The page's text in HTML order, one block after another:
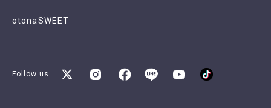
otonaSWEET
Follow us